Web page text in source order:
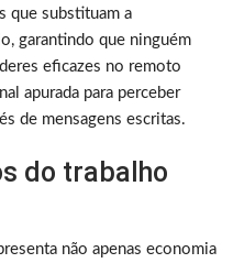
que substituam a
garantindo que ninguém
eficazes no remoto
apurada para perceber
de mensagens escritas.
do trabalho
não apenas economia